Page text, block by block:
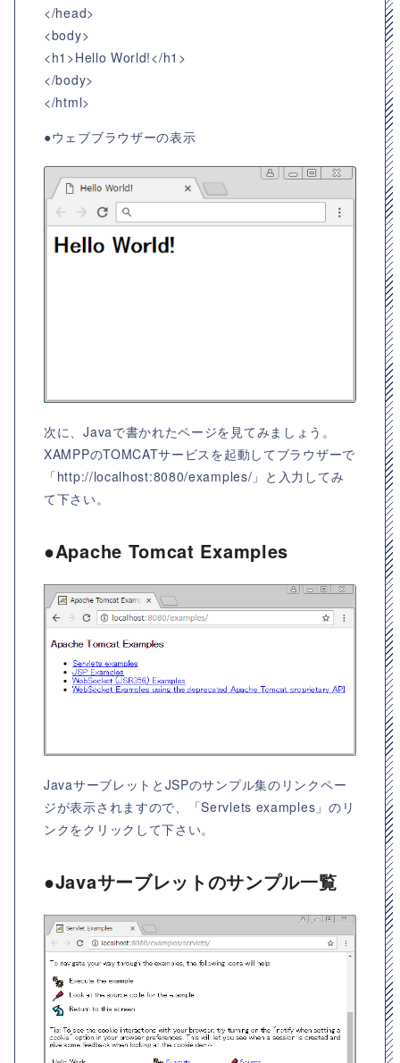
</head>
<body>
<h1>Hello World!</h1>
</body>
</html>
●ウェブブラウザーの表示
次に、Javaで書かれたページを見てみましょう。
XAMPPのTOMCATサービスを起動してブラウザーで
「http://localhost:8080/examples/」と入力してみ
て下さい。
●Apache Tomcat Examples
JavaサーブレットとJSPのサンプル集のリンクペー
ジが表示されますので、「Servlets examples」のリ
ンクをクリックして下さい。
●Javaサーブレットのサンプル一覧